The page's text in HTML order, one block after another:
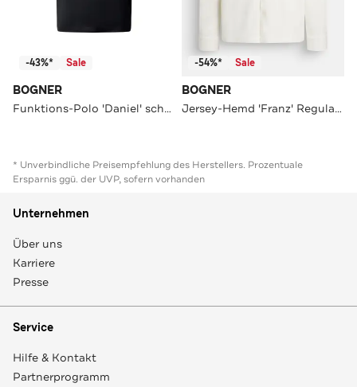
-43%* Sale
BOGNER
Funktions-Polo 'Daniel' schwarz
-54%* Sale
BOGNER
Jersey-Hemd 'Franz' Regular Fit
* Unverbindliche Preisempfehlung des Herstellers. Prozentuale
Ersparnis ggü. der UVP, sofern vorhanden
Unternehmen
Über uns
Karriere
Presse
Service
Hilfe & Kontakt
Partnerprogramm